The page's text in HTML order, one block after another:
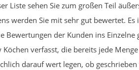
Liste sehen Sie zum großen Teil
werden Sie mit sehr gut bewertet.
Bewertungen der Kunden ins
Köchen verfasst, die bereits jede
darauf wert legen, ob